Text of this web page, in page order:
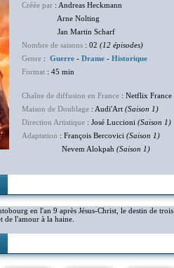
Créée par : Andreas Heckmann
Arne Nolting
Jan Martin Scharf
Nombre de saisons : 02 (12 épisodes)
Genre : Guerre - Drame - Historique
Format : 45 min
Chaîne de diffusion en France : Netflix France
Maison de Doublage : Audi'Art (Saison 1)
Direction Artistique : José Luccioni (Saison 1)
Adaptation : François Bercovici (Saison 1)
Nevem Alokpah (Saison 1)
en l'an 9 après Jésus-Christ, le destin de
de l'amour à la haine.